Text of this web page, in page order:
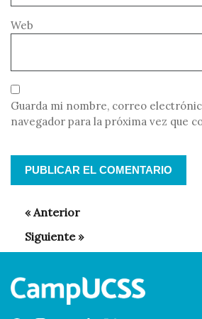
Web
Guarda mi nombre, correo
navegador para la próxima vez que